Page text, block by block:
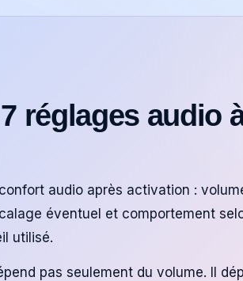
réglages audio
audio après activation :
éventuel et comportement
utilisé.
pas seulement du volume. Il